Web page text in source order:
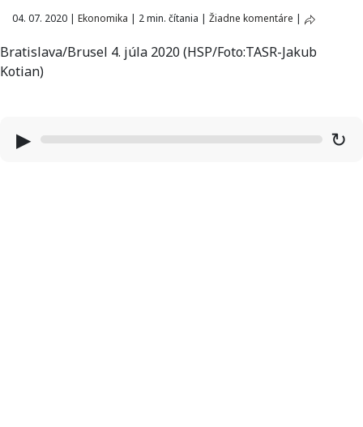
04. 07. 2020 | Ekonomika | 2 min. čítania | Žiadne komentáre |
Bratislava/Brusel 4. júla 2020 (HSP/Foto:TASR-Jakub
Kotian)
▶ ↻